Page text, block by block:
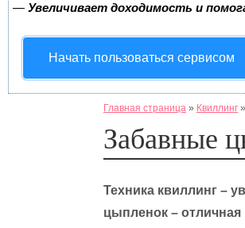
— Увеличивает доходимость и
Начать пользоваться сервисом
Главная страница » Квиллинг »
Забавные
Техника квиллинг –
цыпленок – отличная